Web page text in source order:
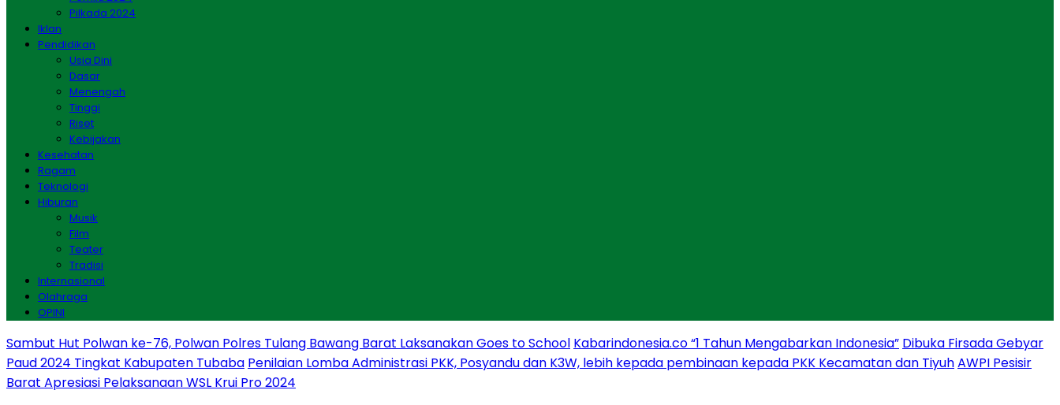
Pilkada 2024
Iklan
Pendidikan
Usia Dini
Dasar
Menengah
Tinggi
Riset
Kebijakan
Kesehatan
Ragam
Teknologi
Hiburan
Musik
Film
Teater
Tradisi
Internasional
Olahraga
OPINI
Sambut Hut Polwan ke-76, Polwan Polres Tulang Bawang Barat Laksanakan Goes to School Kabarindonesia.co “1 Tahun Mengabarkan Indonesia” Dibuka Firsada Gebyar
Paud 2024 Tingkat Kabupaten Tubaba Penilaian Lomba Administrasi PKK, Posyandu dan K3W, lebih kepada pembinaan kepada PKK Kecamatan dan TiyuhAWPI Pesisir
Barat Apresiasi Pelaksanaan WSL Krui Pro 2024